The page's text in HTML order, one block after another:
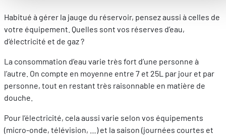
vos fonctionnalités et en se souvenant de vos choix.
Mesurer l'audience en suivant le nombre de visiteurs et
comprenant comment vous arrivez sur notre site.
les performances. Partager des informations avec les
sociaux utilisés et vous permettre de visualiser du contenu
hébergé sur un site externe.
Habitué à gérer la jauge du réservoir, pensez aussi à celles de
votre équipement. Quelles sont vos réserves d’eau,
d’électricité et de gaz ?
La consommation d’eau varie très fort d’une personne à
l’autre. On compte en moyenne entre 7 et 25L par jour et par
personne, tout en restant très raisonnable en matière de
douche.
Pour l’électricité, cela aussi varie selon vos équipements
(micro-onde, télévision, …) et la saison (journées courtes et